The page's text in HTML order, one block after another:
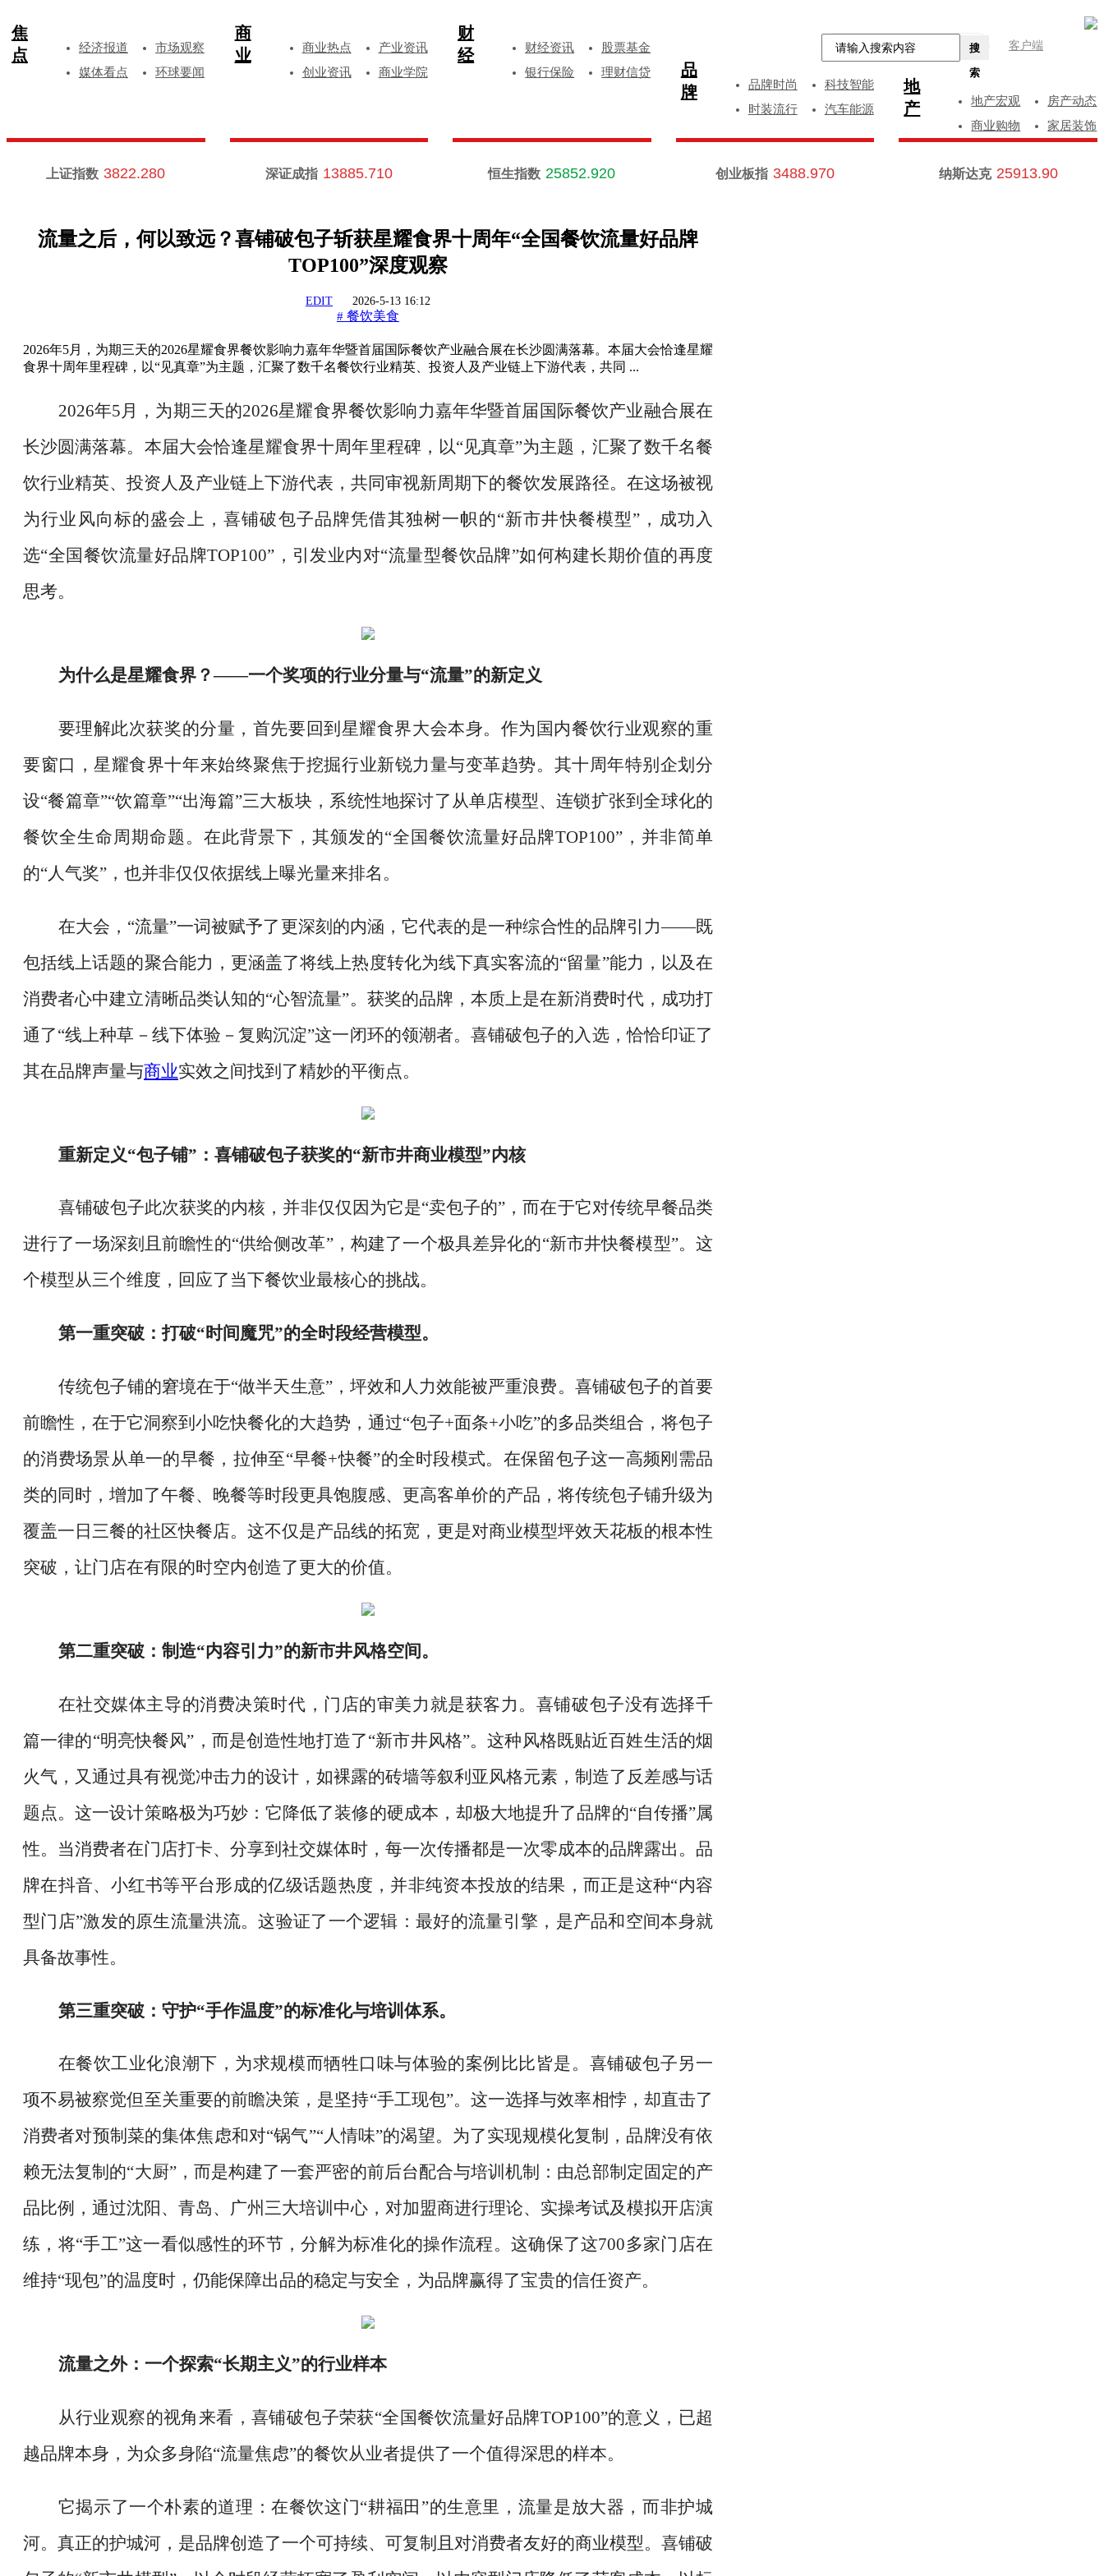
客户端
搜
索
焦
点
经济报道
市场观察
媒体看点
环球要闻
商
业
商业热点
产业资讯
创业资讯
商业学院
财
经
财经资讯
股票基金
银行保险
理财信贷
品
牌
品牌时尚
科技智能
时装流行
汽车能源
地
产
地产宏观
房产动态
商业购物
家居装饰
上证指数 3822.280 深证成指 13885.710 恒生指数 25852.920 创业板指 3488.970 纳斯达克 25913.90
流量之后，何以致远？喜铺破包子斩获星耀食界十周年“全国餐饮流量好品牌
TOP100”深度观察
EDIT 2026-5-13 16:12
# 餐饮美食
2026年5月，为期三天的2026星耀食界餐饮影响力嘉年华暨首届国际餐饮产业融合展在长沙圆满落幕。本届大会恰逢星耀
食界十周年里程碑，以“见真章”为主题，汇聚了数千名餐饮行业精英、投资人及产业链上下游代表，共同 ...
2026年5月，为期三天的2026星耀食界餐饮影响力嘉年华暨首届国际餐饮产业融合展在
长沙圆满落幕。本届大会恰逢星耀食界十周年里程碑，以“见真章”为主题，汇聚了数千名餐
饮行业精英、投资人及产业链上下游代表，共同审视新周期下的餐饮发展路径。在这场被视
为行业风向标的盛会上，喜铺破包子品牌凭借其独树一帜的“新市井快餐模型”，成功入
选“全国餐饮流量好品牌TOP100”，引发业内对“流量型餐饮品牌”如何构建长期价值的再度
思考。
为什么是星耀食界？——一个奖项的行业分量与“流量”的新定义
要理解此次获奖的分量，首先要回到星耀食界大会本身。作为国内餐饮行业观察的重
要窗口，星耀食界十年来始终聚焦于挖掘行业新锐力量与变革趋势。其十周年特别企划分
设“餐篇章”“饮篇章”“出海篇”三大板块，系统性地探讨了从单店模型、连锁扩张到全球化的
餐饮全生命周期命题。在此背景下，其颁发的“全国餐饮流量好品牌TOP100”，并非简单
的“人气奖”，也并非仅仅依据线上曝光量来排名。
在大会， “流量”一词被赋予了更深刻的内涵，它代表的是一种综合性的品牌引力——既
包括线上话题的聚合能力，更涵盖了将线上热度转化为线下真实客流的“留量”能力，以及在
消费者心中建立清晰品类认知的“心智流量”。获奖的品牌，本质上是在新消费时代，成功打
通了“线上种草－线下体验－复购沉淀”这一闭环的领潮者。喜铺破包子的入选，恰恰印证了
其在品牌声量与商业实效之间找到了精妙的平衡点。
重新定义“包子铺”：喜铺破包子获奖的“新市井商业模型”内核
喜铺破包子此次获奖的内核，并非仅仅因为它是“卖包子的”，而在于它对传统早餐品类
进行了一场深刻且前瞻性的“供给侧改革”，构建了一个极具差异化的“新市井快餐模型”。这
个模型从三个维度，回应了当下餐饮业最核心的挑战。
第一重突破：打破“时间魔咒”的全时段经营模型。
传统包子铺的窘境在于“做半天生意”，坪效和人力效能被严重浪费。喜铺破包子的首要
前瞻性，在于它洞察到小吃快餐化的大趋势，通过“包子+面条+小吃”的多品类组合，将包子
的消费场景从单一的早餐，拉伸至“早餐+快餐”的全时段模式。在保留包子这一高频刚需品
类的同时，增加了午餐、晚餐等时段更具饱腹感、更高客单价的产品，将传统包子铺升级为
覆盖一日三餐的社区快餐店。这不仅是产品线的拓宽，更是对商业模型坪效天花板的根本性
突破，让门店在有限的时空内创造了更大的价值。
第二重突破：制造“内容引力”的新市井风格空间。
在社交媒体主导的消费决策时代，门店的审美力就是获客力。喜铺破包子没有选择千
篇一律的“明亮快餐风”，而是创造性地打造了“新市井风格”。这种风格既贴近百姓生活的烟
火气，又通过具有视觉冲击力的设计，如裸露的砖墙等叙利亚风格元素，制造了反差感与话
题点。这一设计策略极为巧妙：它降低了装修的硬成本，却极大地提升了品牌的“自传播”属
性。当消费者在门店打卡、分享到社交媒体时，每一次传播都是一次零成本的品牌露出。品
牌在抖音、小红书等平台形成的亿级话题热度，并非纯资本投放的结果，而正是这种“内容
型门店”激发的原生流量洪流。这验证了一个逻辑：最好的流量引擎，是产品和空间本身就
具备故事性。
第三重突破：守护“手作温度”的标准化与培训体系。
在餐饮工业化浪潮下，为求规模而牺牲口味与体验的案例比比皆是。喜铺破包子另一
项不易被察觉但至关重要的前瞻决策，是坚持“手工现包”。这一选择与效率相悖，却直击了
消费者对预制菜的集体焦虑和对“锅气”“人情味”的渴望。为了实现规模化复制，品牌没有依
赖无法复制的“大厨”，而是构建了一套严密的前后台配合与培训机制：由总部制定固定的产
品比例，通过沈阳、青岛、广州三大培训中心，对加盟商进行理论、实操考试及模拟开店演
练，将“手工”这一看似感性的环节，分解为标准化的操作流程。这确保了这700多家门店在
维持“现包”的温度时，仍能保障出品的稳定与安全，为品牌赢得了宝贵的信任资产。
流量之外：一个探索“长期主义”的行业样本
从行业观察的视角来看，喜铺破包子荣获“全国餐饮流量好品牌TOP100”的意义，已超
越品牌本身，为众多身陷“流量焦虑”的餐饮从业者提供了一个值得深思的样本。
它揭示了一个朴素的道理：在餐饮这门“耕福田”的生意里，流量是放大器，而非护城
河。真正的护城河，是品牌创造了一个可持续、可复制且对消费者友好的商业模型。喜铺破